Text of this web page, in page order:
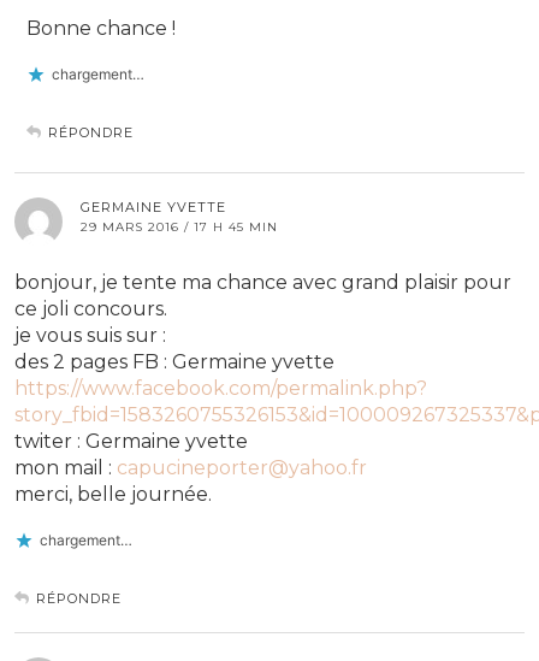
Bonne chance !
chargement…
RÉPONDRE
GERMAINE YVETTE
29 MARS 2016 / 17 H 45 MIN
bonjour, je tente ma chance avec grand plaisir pour
ce joli concours.
je vous suis sur :
des 2 pages FB : Germaine yvette
https://www.facebook.com/permalink.php?
twiter : Germaine yvette
mon mail : capucineporter@yahoo.fr
merci, belle journée.
chargement…
RÉPONDRE